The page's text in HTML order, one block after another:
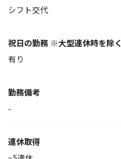
シフト交代
祝日の勤務 ※大型連休時を除く
有り
勤務備考
-
連休取得